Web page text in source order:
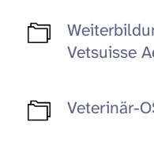
Vetsuisse
Veterinär-